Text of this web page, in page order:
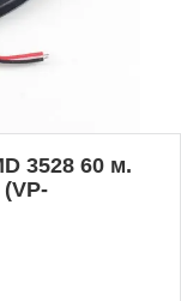
3528 60 м.